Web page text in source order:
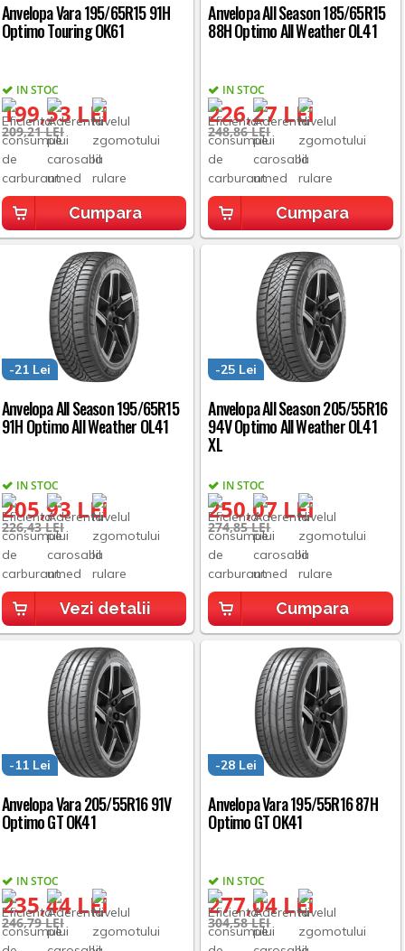
Anvelopa Vara 195/65R15 91H
Optimo Touring OK61
IN STOC
199,53 LEI
209,21 LEI
Cumpara
Anvelopa All Season 185/65R15
88H Optimo All Weather OL41
IN STOC
226,27 LEI
248,86 LEI
Cumpara
Anvelopa All Season 195/65R15
91H Optimo All Weather OL41
IN STOC
205,93 LEI
-21 Lei
226,43 LEI
Vezi detalii
Anvelopa All Season 205/55R16
94V Optimo All Weather OL41
XL
IN STOC
250,07 LEI
-25 Lei
274,85 LEI
Cumpara
Anvelopa Vara 205/55R16 91V
Optimo GT OK41
IN STOC
235,44 LEI
-11 Lei
246,79 LEI
Anvelopa Vara 195/55R16 87H
Optimo GT OK41
IN STOC
277,04 LEI
-28 Lei
304,58 LEI